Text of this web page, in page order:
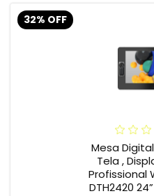
32% OFF
Mesa
Tela ,
Profissional
DTH2420